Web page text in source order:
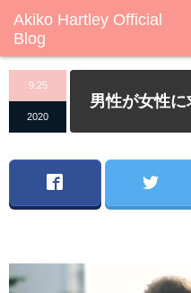
9.25
2020
男性が女性